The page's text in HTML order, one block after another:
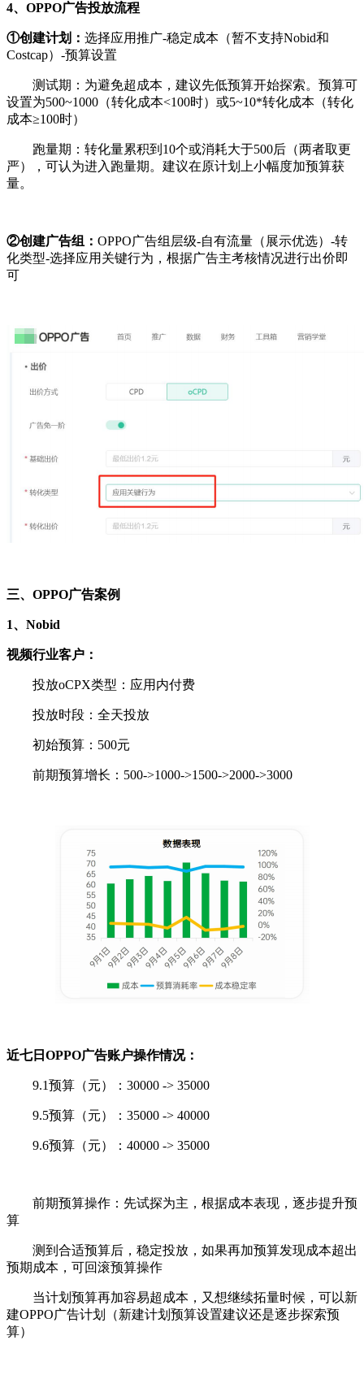
4、OPPO广告投放流程
①创建计划： 选择应用推广-稳定成本（暂不支持Nobid和
Costcap）-预算设置
测试期：为避免超成本，建议先低预算开始探索。预算可
设置为500~1000（转化成本<100时）或5~10*转化成本（转化
成本≥100时）
跑量期：转化量累积到10个或消耗大于500后（两者取更
严），可认为进入跑量期。建议在原计划上小幅度加预算获
量。
②创建广告组： OPPO广告组层级-自有流量（展示优选）-转
化类型-选择应用关键行为，根据广告主考核情况进行出价即
可
三、OPPO广告案例
1、Nobid
视频行业客户：
投放oCPX类型：应用内付费
投放时段：全天投放
初始预算：500元
前期预算增长：500->1000->1500->2000->3000
近七日OPPO广告账户操作情况：
9.1预算（元）：30000 -> 35000
9.5预算（元）：35000 -> 40000
9.6预算（元）：40000 -> 35000
前期预算操作：先试探为主，根据成本表现，逐步提升预
算
测到合适预算后，稳定投放，如果再加预算发现成本超出
预期成本，可回滚预算操作
当计划预算再加容易超成本，又想继续拓量时候，可以新
建OPPO广告计划（新建计划预算设置建议还是逐步探索预
算）